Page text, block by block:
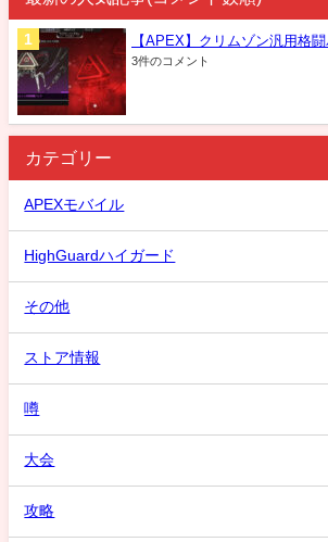
【APEX】クリムゾン汎用格
3件のコメント
カテゴリー
APEXモバイル
HighGuardハイガード
その他
ストア情報
噂
大会
攻略